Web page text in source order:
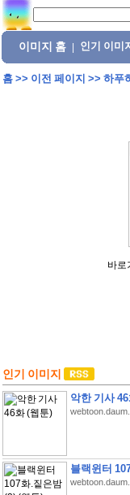
이미지 홈 인기 이미
홈>> 이전 페이지 >> 하푸
바로
인기 이미지
악한 기사
블랙윈터